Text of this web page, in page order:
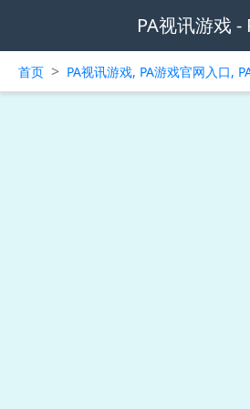
PA视讯游戏
首页 > PA视讯游戏, PA游戏官网入口,